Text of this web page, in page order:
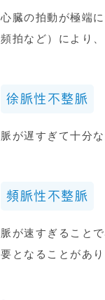
心臓の拍動が極端
頻拍など）により
徐脈性不整脈
脈が遅すぎて十分
頻脈性不整脈
脈が速すぎること
要となることがあり